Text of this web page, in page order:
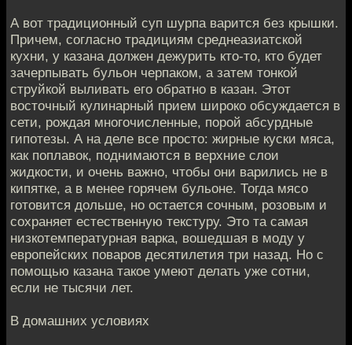
А вот традиционный суп шурпа варится без крышки.
Причем, согласно традициям среднеазиатской
кухни, у казана должен дежурить кто-то, кто будет
зачерпывать бульон черпаком, а затем тонкой
струйкой выливать его обратно в казан. Этот
восточный кулинарный прием широко обсуждается в
сети, рождая многочисленные, порой абсурдные
гипотезы. А на деле все просто: жирные куски мяса,
как поплавок, поднимаются в верхние слои
жидкости, и очень важно, чтобы они варились не в
кипятке, а в менее горячем бульоне. Тогда мясо
готовится дольше, но остается сочным, розовым и
сохраняет естественную текстуру. Это та самая
низкотемпературная варка, вошедшая в моду у
европейских поваров десятилетия три назад. Но с
помощью казана такое умеют делать уже сотни,
если не тысячи лет.
В домашних условиях